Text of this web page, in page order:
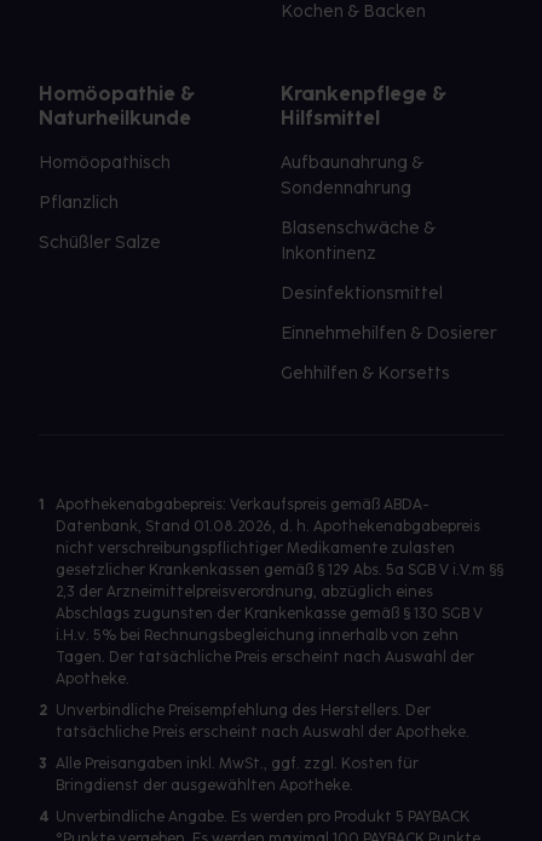
Kochen & Backen
Homöopathie &
Naturheilkunde
Homöopathisch
Pflanzlich
Schüßler Salze
Krankenpflege &
Hilfsmittel
Aufbaunahrung &
Sondennahrung
Blasenschwäche &
Inkontinenz
Desinfektionsmittel
Einnehmehilfen & Dosierer
Gehhilfen & Korsetts
1
Apothekenabgabepreis: Verkaufspreis gemäß ABDA-
Datenbank, Stand 01.08.2026, d. h. Apothekenabgabepreis
nicht verschreibungspflichtiger Medikamente zulasten
gesetzlicher Krankenkassen gemäß § 129 Abs. 5a SGB V i.V.m §§
2,3 der Arzneimittelpreisverordnung, abzüglich eines
Abschlags zugunsten der Krankenkasse gemäß § 130 SGB V
i.H.v. 5% bei Rechnungsbegleichung innerhalb von zehn
Tagen. Der tatsächliche Preis erscheint nach Auswahl der
Apotheke.
2 Unverbindliche Preisempfehlung des Herstellers. Der
tatsächliche Preis erscheint nach Auswahl der Apotheke.
3 Alle Preisangaben inkl. MwSt., ggf. zzgl. Kosten für
Bringdienst der ausgewählten Apotheke.
4 Unverbindliche Angabe. Es werden pro Produkt 5 PAYBACK